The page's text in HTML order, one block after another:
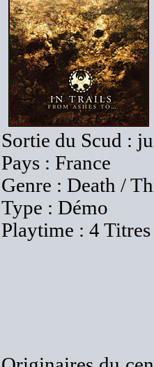
Sortie du Scud :
Pays : France
Genre : Death /
Type : Démo
Playtime : 4